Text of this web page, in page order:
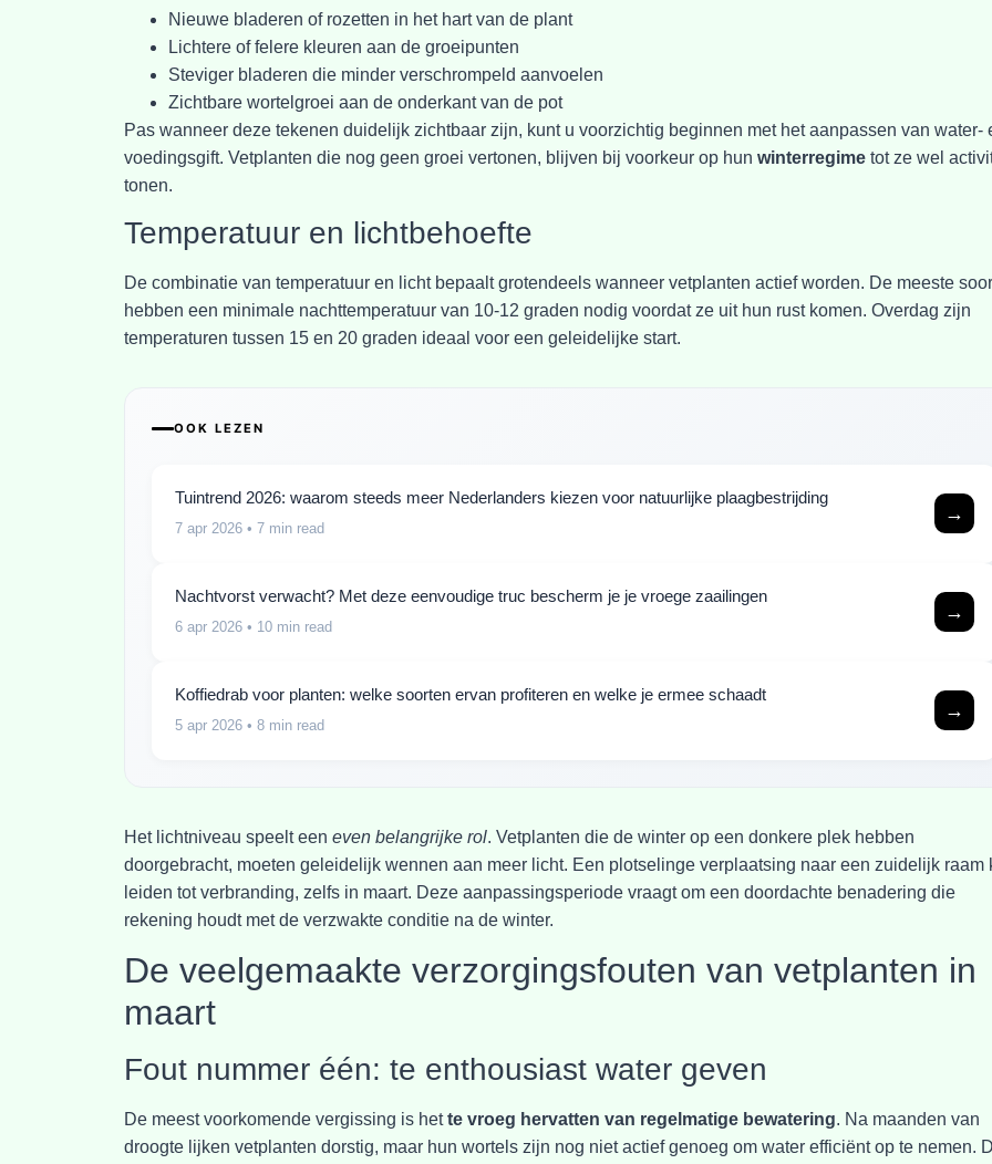
Nieuwe bladeren of rozetten in het hart van de plant
Lichtere of felere kleuren aan de groeipunten
Steviger bladeren die minder verschrompeld aanvoelen
Zichtbare wortelgroei aan de onderkant van de pot
Pas wanneer deze tekenen duidelijk zichtbaar zijn, kunt u voorzichtig beginnen met het aanpassen van water-
voedingsgift. Vetplanten die nog geen groei vertonen, blijven bij voorkeur op hun winterregime tot ze wel
tonen.
Temperatuur en lichtbehoefte
De combinatie van temperatuur en licht bepaalt grotendeels wanneer vetplanten actief worden. De meeste
hebben een minimale nachttemperatuur van 10-12 graden nodig voordat ze uit hun rust komen. Overdag zijn
temperaturen tussen 15 en 20 graden ideaal voor een geleidelijke start.
OOK LEZEN
Tuintrend 2026: waarom steeds meer Nederlanders kiezen voor natuurlijke plaagbestrijding
7 apr 2026 • 7 min read
→
Nachtvorst verwacht? Met deze eenvoudige truc bescherm je je vroege zaailingen
6 apr 2026 • 10 min read
→
Koffiedrab voor planten: welke soorten ervan profiteren en welke je ermee schaadt
5 apr 2026 • 8 min read
→
Het lichtniveau speelt een even belangrijke rol. Vetplanten die de winter op een donkere plek hebben
doorgebracht, moeten geleidelijk wennen aan meer licht. Een plotselinge verplaatsing naar een zuidelijk raam
leiden tot verbranding, zelfs in maart. Deze aanpassingsperiode vraagt om een doordachte benadering die
rekening houdt met de verzwakte conditie na de winter.
De veelgemaakte verzorgingsfouten van vetplanten in
maart
Fout nummer één: te enthousiast water geven
De meest voorkomende vergissing is hette vroeg hervatten van regelmatige bewatering. Na maanden van
droogte lijken vetplanten dorstig, maar hun wortels zijn nog niet actief genoeg om water efficiënt op te nemen.